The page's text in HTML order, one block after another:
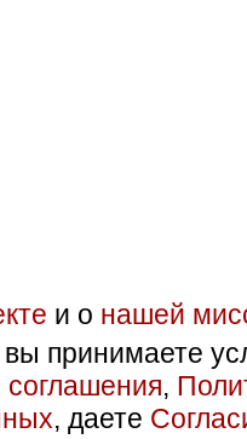
и о нашей
принимаете
соглашения,
, даете